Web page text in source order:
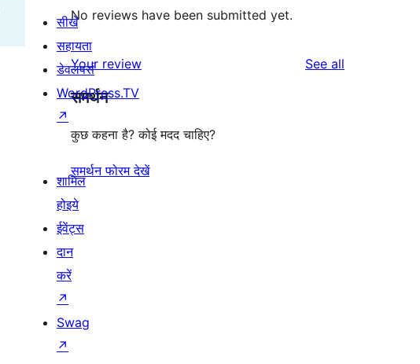
No reviews have been submitted yet.
Your review See all
समर्थन
कुछ कहना है? कोई मदद चाहिए?
समर्थन फोरम देखें
सीखे
सहायता
डेवलपर्स
WordPress.TV
↗
शामिल
होइये
ईवेंट्स
दान
करें
↗
Swag
↗